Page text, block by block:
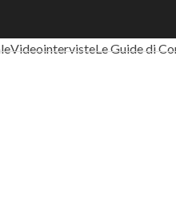
VideointervisteLe Guide di